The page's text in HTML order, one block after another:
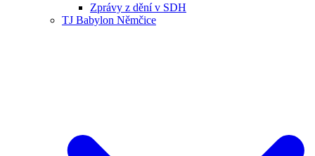
Zprávy z dění v SDH
TJ Babylon Němčice